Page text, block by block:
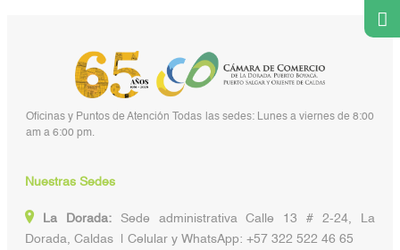
Oficinas y Puntos de Atención Todas las sedes: Lunes a viernes de 8:00
am a 6:00 pm.
Nuestras Sedes
La Dorada:Sede administrativa Calle 13 # 2-24, La
Dorada, Caldas | Celular y WhatsApp: +57 322 522 46 65